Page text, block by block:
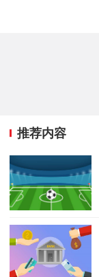
推荐内容